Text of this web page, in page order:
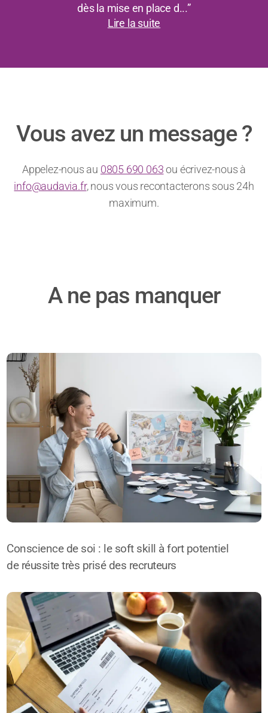
dès la mise en place d...”
Lire la suite
Vous avez un message ?
Appelez-nous au 0805 690 063ou écrivez-nous à
info@audavia.fr, nous vous recontacterons sous 24h
maximum.
A ne pas manquer
Conscience de soi : le soft skill à fort potentiel
de réussite très prisé des recruteurs